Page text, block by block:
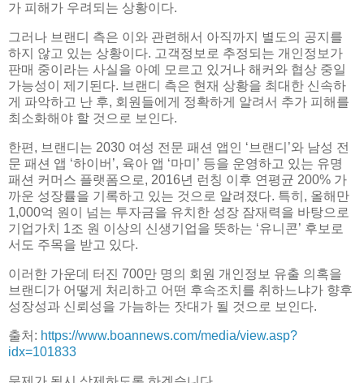
가 피해가 우려되는 상황이다.
그러나 브랜디 측은 이와 관련해서 아직까지 별도의 공지를
하지 않고 있는 상황이다. 고객정보로 추정되는 개인정보가
판매 중이라는 사실을 아예 모르고 있거나 해커와 협상 중일
가능성이 제기된다. 브랜디 측은 현재 상황을 최대한 신속하
게 파악하고 난 후, 회원들에게 정확하게 알려서 추가 피해를
최소화해야 할 것으로 보인다.
한편, 브랜디는 2030 여성 전문 패션 앱인 ‘브랜디’와 남성 전
문 패션 앱 ‘하이버’, 육아 앱 ‘마미’ 등을 운영하고 있는 유명
패션 커머스 플랫폼으로, 2016년 런칭 이후 연평균 200% 가
까운 성장률을 기록하고 있는 것으로 알려졌다. 특히, 올해만
1,000억 원이 넘는 투자금을 유치한 성장 잠재력을 바탕으로
기업가치 1조 원 이상의 신생기업을 뜻하는 ‘유니콘’ 후보로
서도 주목을 받고 있다.
이러한 가운데 터진 700만 명의 회원 개인정보 유출 의혹을
브랜디가 어떻게 처리하고 어떤 후속조치를 취하느냐가 향후
성장성과 신뢰성을 가늠하는 잣대가 될 것으로 보인다.
출처: https://www.boannews.com/media/view.asp?
idx=101833